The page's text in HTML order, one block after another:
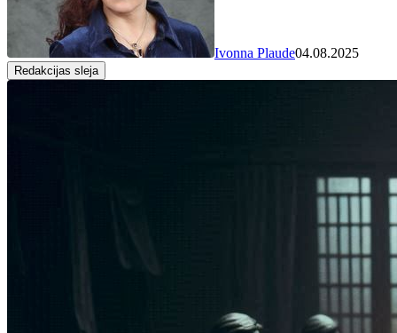
Ivonna Plaude04.08.2025
Redakcijas sleja